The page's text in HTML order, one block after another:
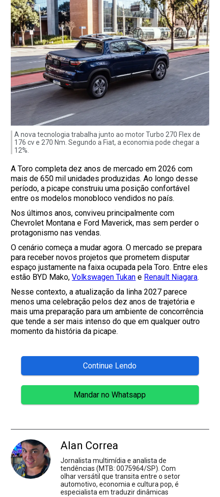
A nova tecnologia trabalha junto ao motor Turbo 270 Flex de
176 cv e 270 Nm. Segundo a Fiat, a economia pode chegar a
12%.
A Toro completa dez anos de mercado em 2026 com
mais de 650 mil unidades produzidas. Ao longo desse
período, a picape construiu uma posição confortável
entre os modelos monobloco vendidos no país.
Nos últimos anos, conviveu principalmente com
Chevrolet Montana e Ford Maverick, mas sem perder o
protagonismo nas vendas.
O cenário começa a mudar agora. O mercado se prepara
para receber novos projetos que prometem disputar
espaço justamente na faixa ocupada pela Toro. Entre eles
estão BYD Mako,Volkswagen Tukan e Renault Niagara.
Nesse contexto, a atualização da linha 2027 parece
menos uma celebração pelos dez anos de trajetória e
mais uma preparação para um ambiente de concorrência
que tende a ser mais intenso do que em qualquer outro
momento da história da picape.
Continue Lendo
Mandar no Whatsapp
Alan Correa
Jornalista multimídia e analista de
tendências (MTB: 0075964/SP). Com
olhar versátil que transita entre o setor
automotivo, economia e cultura pop, é
especialista em traduzir dinâmicas